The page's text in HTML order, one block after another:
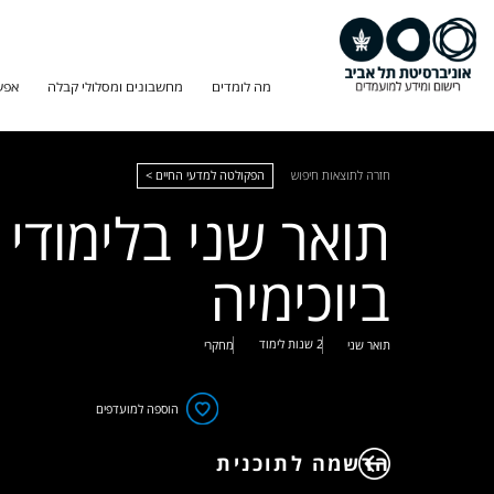
מה לומדים מחשבונים ומסלולי קבלה
חזרה לתוצאות חיפוש הפקולטה למדעי החיים >
תואר שני בלימודי
ביוכימיה
תואר שני 2 שנות לימוד מחקרי
הוספה למועדפים
הרשמה לתוכנית